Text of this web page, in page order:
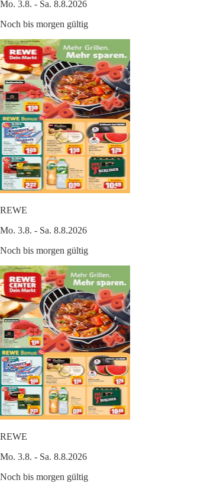
Mo. 3.8. - Sa. 8.8.2026
Noch bis morgen gültig
REWE
Mo. 3.8. - Sa. 8.8.2026
Noch bis morgen gültig
REWE
Mo. 3.8. - Sa. 8.8.2026
Noch bis morgen gültig